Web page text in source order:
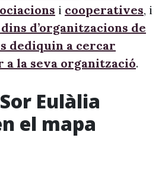
i cooperatives, i
d’organitzacions de
dediquin a cercar
a la seva organització.
Eulàlia
el mapa